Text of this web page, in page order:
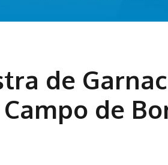
de
de